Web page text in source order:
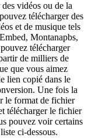
vidéos ou de la
télécharger des
et de musique tels
Montanapbs,
télécharger
de milliers de
que vous aimez
lien copié dans le
Une fois la
le format de fichier
télécharger le fichier
pouvez voir certains
ci-dessous.